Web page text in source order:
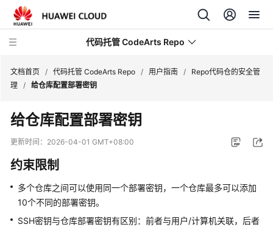
代码托管 CodeArts Repo
新
动
务
公
告
文档首页 / 代码托管 CodeArts Repo / 用户指南 /
Repo代码仓的安全管
理 / 给仓库配置部署密钥
给仓库配置部署密钥
更新时间： 2026-04-01 GMT+08:00
约束限制
多个仓库之间可以使用同一个部署密钥，一个仓库最多可以添加
10个不同的部署密钥。
SSH密钥与仓库部署密钥有区别：前者与用户/计算机关联，后者